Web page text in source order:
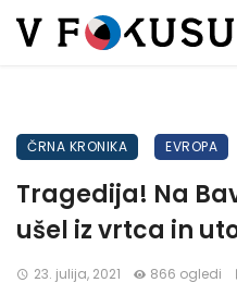
ČRNA KRONIKA EVROPA
Tragedija! Na
ušel iz vrtca in
23. julija, 2021 866 ogledi